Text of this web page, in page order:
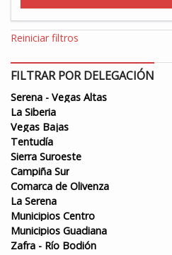
Reiniciar filtros
FILTRAR POR DELEGACIÓN